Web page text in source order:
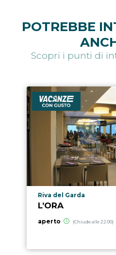
POTREBBE
Scopri i punti di
Località punto di
Riva del Garda
L’ORA
aperto (Chiude alle 22:00)